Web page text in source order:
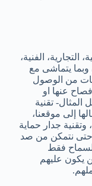
التجارية، الفنية،
وبما يتماشى مع
من الوصول
عنها او
تقنية
إلى موقعنا،
جدار حماية
حتى نتمكن من صد
فقط
يكون عليهم